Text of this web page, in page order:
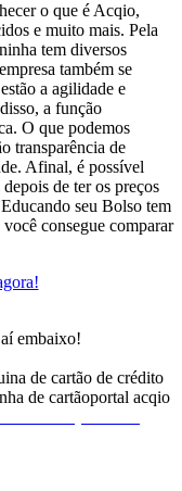
o que é Acqio,
e muito mais. Pela
tem diversos
também se
estão a agilidade e
a função
O que podemos
transparência de
Afinal, é possível
de ter os preços
seu Bolso tem
você consegue comparar
embaixo!
de cartão de crédito
de cartãoportal acqio